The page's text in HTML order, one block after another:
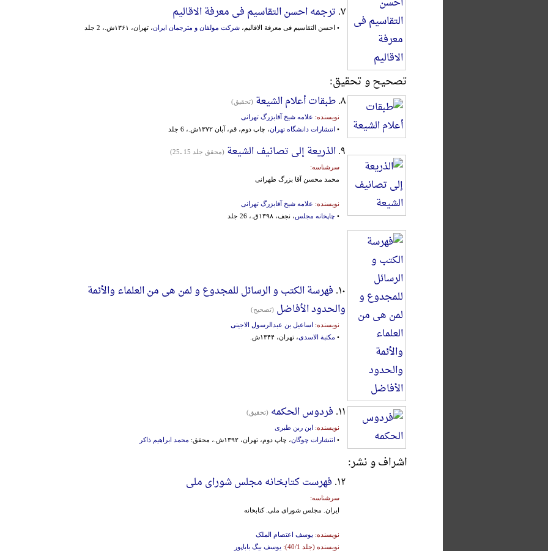
۷. ترجمه احسن التقاسیم فی معرفة الاقالیم
• احسن التقاسیم فی معرفة الاقالیم، شرکت مولفان و مترجمان ایران، تهران، ۱۳۶۱ش.، 2 جلد
تصحیح و تحقیق:
۸. طبقات أعلام الشیعة (تحقیق)
نویسنده: علامه شیخ آقابزرگ تهرانی
• انتشارات دانشگاه تهران، چاپ دوم، قم، آبان ۱۳۷۲ش.، 6 جلد
۹. الذریعة إلی تصانیف الشیعة (محقق جلد 15 ـ25)
سرشناسه:
محمد محسن آقا بزرگ طهرانی
نویسنده: علامه شیخ آقابزرگ تهرانی
• چاپخانه مجلس، نجف، ۱۳۹۸ق.، 26 جلد
۱۰. فهرسة الکتب و الرسائل للمجدوع و لمن هی من العلماء والأئمة
والحدود الأفاضل (تصحیح)
نویسنده: اساعیل بن عبدالرسول الاجینی
• مکتبة الاسدی، تهران، ۱۳۴۴ش.
۱۱. فردوس الحکمه (تحقیق)
نویسنده: ابن ربن طبری
• انتشارات چوگان، چاپ دوم، تهران، ۱۳۹۲ش.، محقق: محمد ابراهیم ذاکر
اشراف و نشر:
۱۲. فهرست کتابخانه مجلس شورای ملی
سرشناسه:
ایران‌. مجلس‌ شورای‌ ملی‌. کتابخانه‌
نویسنده: یوسف اعتصام الملک
نویسنده (جلد 40/1):
یوسف بیگ باباپور